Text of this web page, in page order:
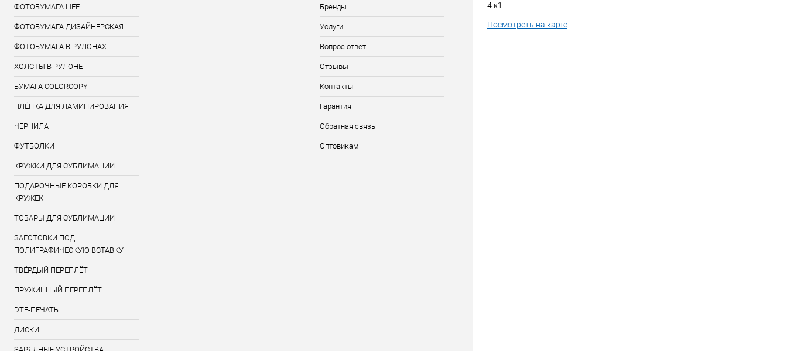
ФОТОБУМАГА LIFE
ФОТОБУМАГА ДИЗАЙНЕРСКАЯ
ФОТОБУМАГА В РУЛОНАХ
ХОЛСТЫ В РУЛОНЕ
БУМАГА COLORCOPY
ПЛЁНКА ДЛЯ ЛАМИНИРОВАНИЯ
ЧЕРНИЛА
ФУТБОЛКИ
КРУЖКИ ДЛЯ СУБЛИМАЦИИ
ПОДАРОЧНЫЕ КОРОБКИ ДЛЯ
КРУЖЕК
ТОВАРЫ ДЛЯ СУБЛИМАЦИИ
ЗАГОТОВКИ ПОД
ПОЛИГРАФИЧЕСКУЮ ВСТАВКУ
ТВЁРДЫЙ ПЕРЕПЛЁТ
ПРУЖИННЫЙ ПЕРЕПЛЁТ
DTF-ПЕЧАТЬ
ДИСКИ
Бренды
Услуги
Вопрос ответ
Отзывы
Контакты
Гарантия
Обратная связь
Оптовикам
4 к1
Посмотреть на карте